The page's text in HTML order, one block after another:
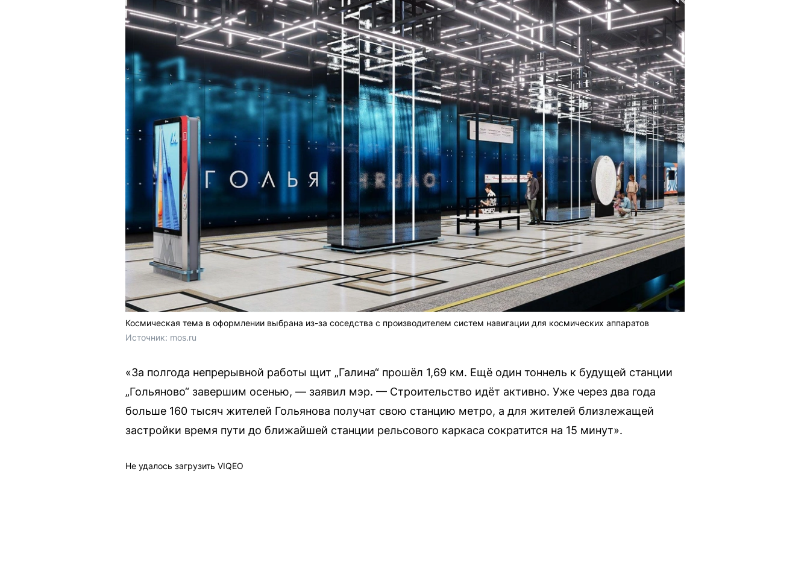
Космическая тема в оформлении выбрана из-за соседства с производителем систем навигации для космических аппаратов
Источник: mos.ru
«За полгода непрерывной работы щит „Галина“ прошёл 1,69 км. Ещё один тоннель к будущей станции
„Гольяново“ завершим осенью, — заявил мэр. — Строительство идёт активно. Уже через два года
больше 160 тысяч жителей Гольянова получат свою станцию метро, а для жителей близлежащей
застройки время пути до ближайшей станции рельсового каркаса сократится на 15 минут».
Не удалось загрузить VIQEO